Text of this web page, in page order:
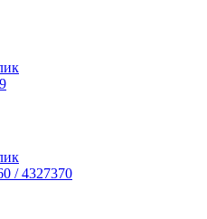
/ 4327370